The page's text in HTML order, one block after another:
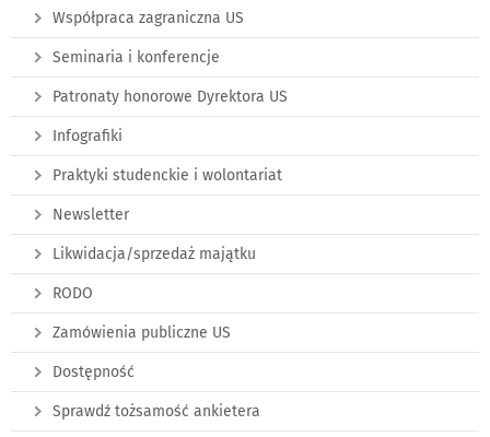
Współpraca zagraniczna US
Seminaria i konferencje
Patronaty honorowe Dyrektora US
Infografiki
Praktyki studenckie i wolontariat
Newsletter
Likwidacja/sprzedaż majątku
RODO
Zamówienia publiczne US
Dostępność
Sprawdź tożsamość ankietera